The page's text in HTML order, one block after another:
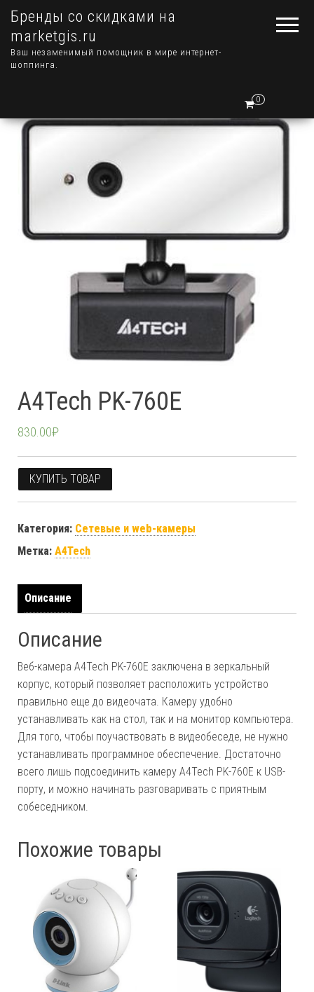
Бренды со скидками на
marketgis.ru
Ваш незаменимый помощник в мире интернет-
шоппинга.
0
A4Tech PK-760E
830.00₽
КУПИТЬ ТОВАР
Категория: Сетевые и web-камеры
Метка: A4Tech
Описание
Описание
Веб-камера A4Tech PK-760E заключена в зеркальный
корпус, который позволяет расположить устройство
правильно еще до видеочата. Камеру удобно
устанавливать как на стол, так и на монитор компьютера.
Для того, чтобы поучаствовать в видеобеседе, не нужно
устанавливать программное обеспечение. Достаточно
всего лишь подсоединить камеру A4Tech PK-760E к USB-
порту, и можно начинать разговаривать с приятным
собеседником.
Похожие товары